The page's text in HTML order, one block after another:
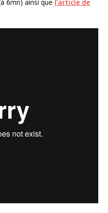
6mn) ainsi que l’article de